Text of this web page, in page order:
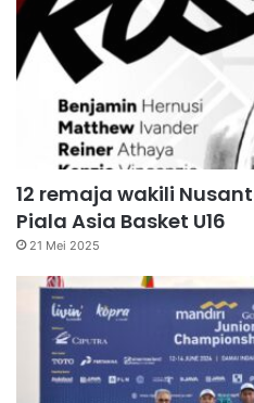
12 remaja wakili
Piala Asia Basket U16
21 Mei 2025